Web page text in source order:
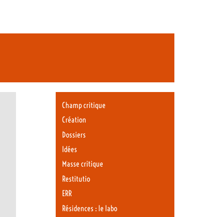
Champ critique
Création
Dossiers
Idées
Masse critique
Restitutio
ERR
Résidences : le labo